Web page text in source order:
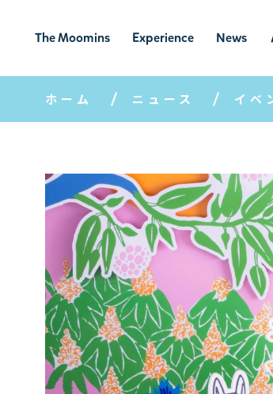
The Moomins
ムーミンの
世界
Experience
ムーミンの世
界を楽しむ
News
ニュ
ース
ホーム ニュース イベ